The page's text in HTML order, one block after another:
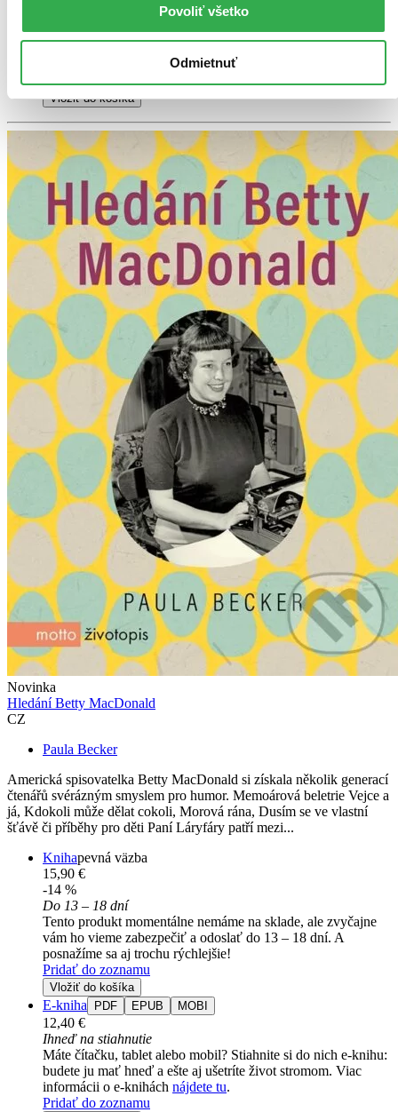
Povoliť všetko
Odmietnuť
Vydavateľ, tlačiar a ďalší usilovní ľudia intenzívne pracujú na
tom, aby ste si už onedlho mohli prečítať túto knihu. K
Pridať do zoznamu
Vložiť do košíka
Novinka
Hledání Betty MacDonald
CZ
Paula Becker
Americká spisovatelka Betty MacDonald si získala několik generací
čtenářů svérázným smyslem pro humor. Memoárová beletrie Vejce a
já, Kdokoli může dělat cokoli, Morová rána, Dusím se ve vlastní
šťávě či příběhy pro děti Paní Láryfáry patří mezi...
Knihapevná väzba
15,90 €
-14 %
Do 13 – 18 dní
Tento produkt momentálne nemáme na sklade, ale zvyčajne
vám ho vieme zabezpečiť a odoslať do 13 – 18 dní. A
posnažíme sa aj trochu rýchlejšie!
Pridať do zoznamu
Vložiť do košíka
E-kniha PDF EPUB MOBI
12,40 €
Ihneď na stiahnutie
Máte čítačku, tablet alebo mobil? Stiahnite si do nich e-knihu:
budete ju mať hneď a ešte aj ušetríte život stromom. Viac
informácii o e-knihách nájdete tu.
Pridať do zoznamu